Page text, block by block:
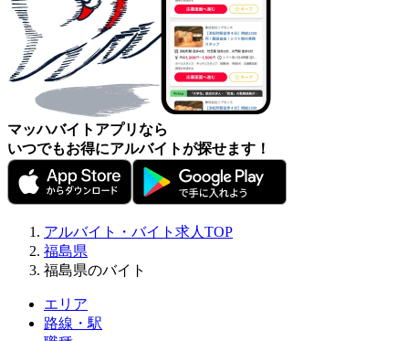
マッハバイトアプリなら
いつでもお得にアルバイトが探せます！
アルバイト・バイト求人TOP
福島県
福島県のバイト
エリア
路線・駅